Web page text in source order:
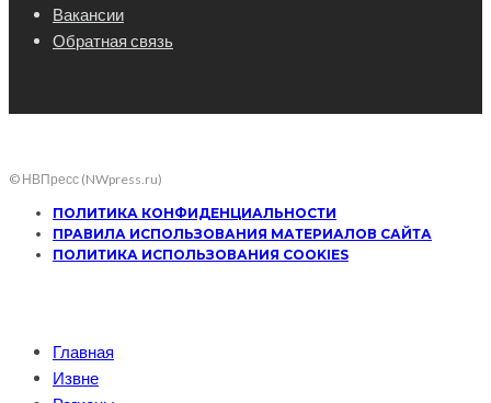
Вакансии
Обратная связь
© НВПресс (NWpress.ru)
ПОЛИТИКА КОНФИДЕНЦИАЛЬНОСТИ
ПРАВИЛА ИСПОЛЬЗОВАНИЯ МАТЕРИАЛОВ САЙТА
ПОЛИТИКА ИСПОЛЬЗОВАНИЯ COOKIES
Главная
Извне